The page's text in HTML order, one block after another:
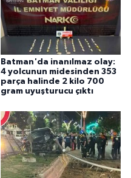
Batman'da inanılmaz olay:
4 yolcunun midesinden 353
parça halinde 2 kilo 700
gram uyuşturucu çıktı